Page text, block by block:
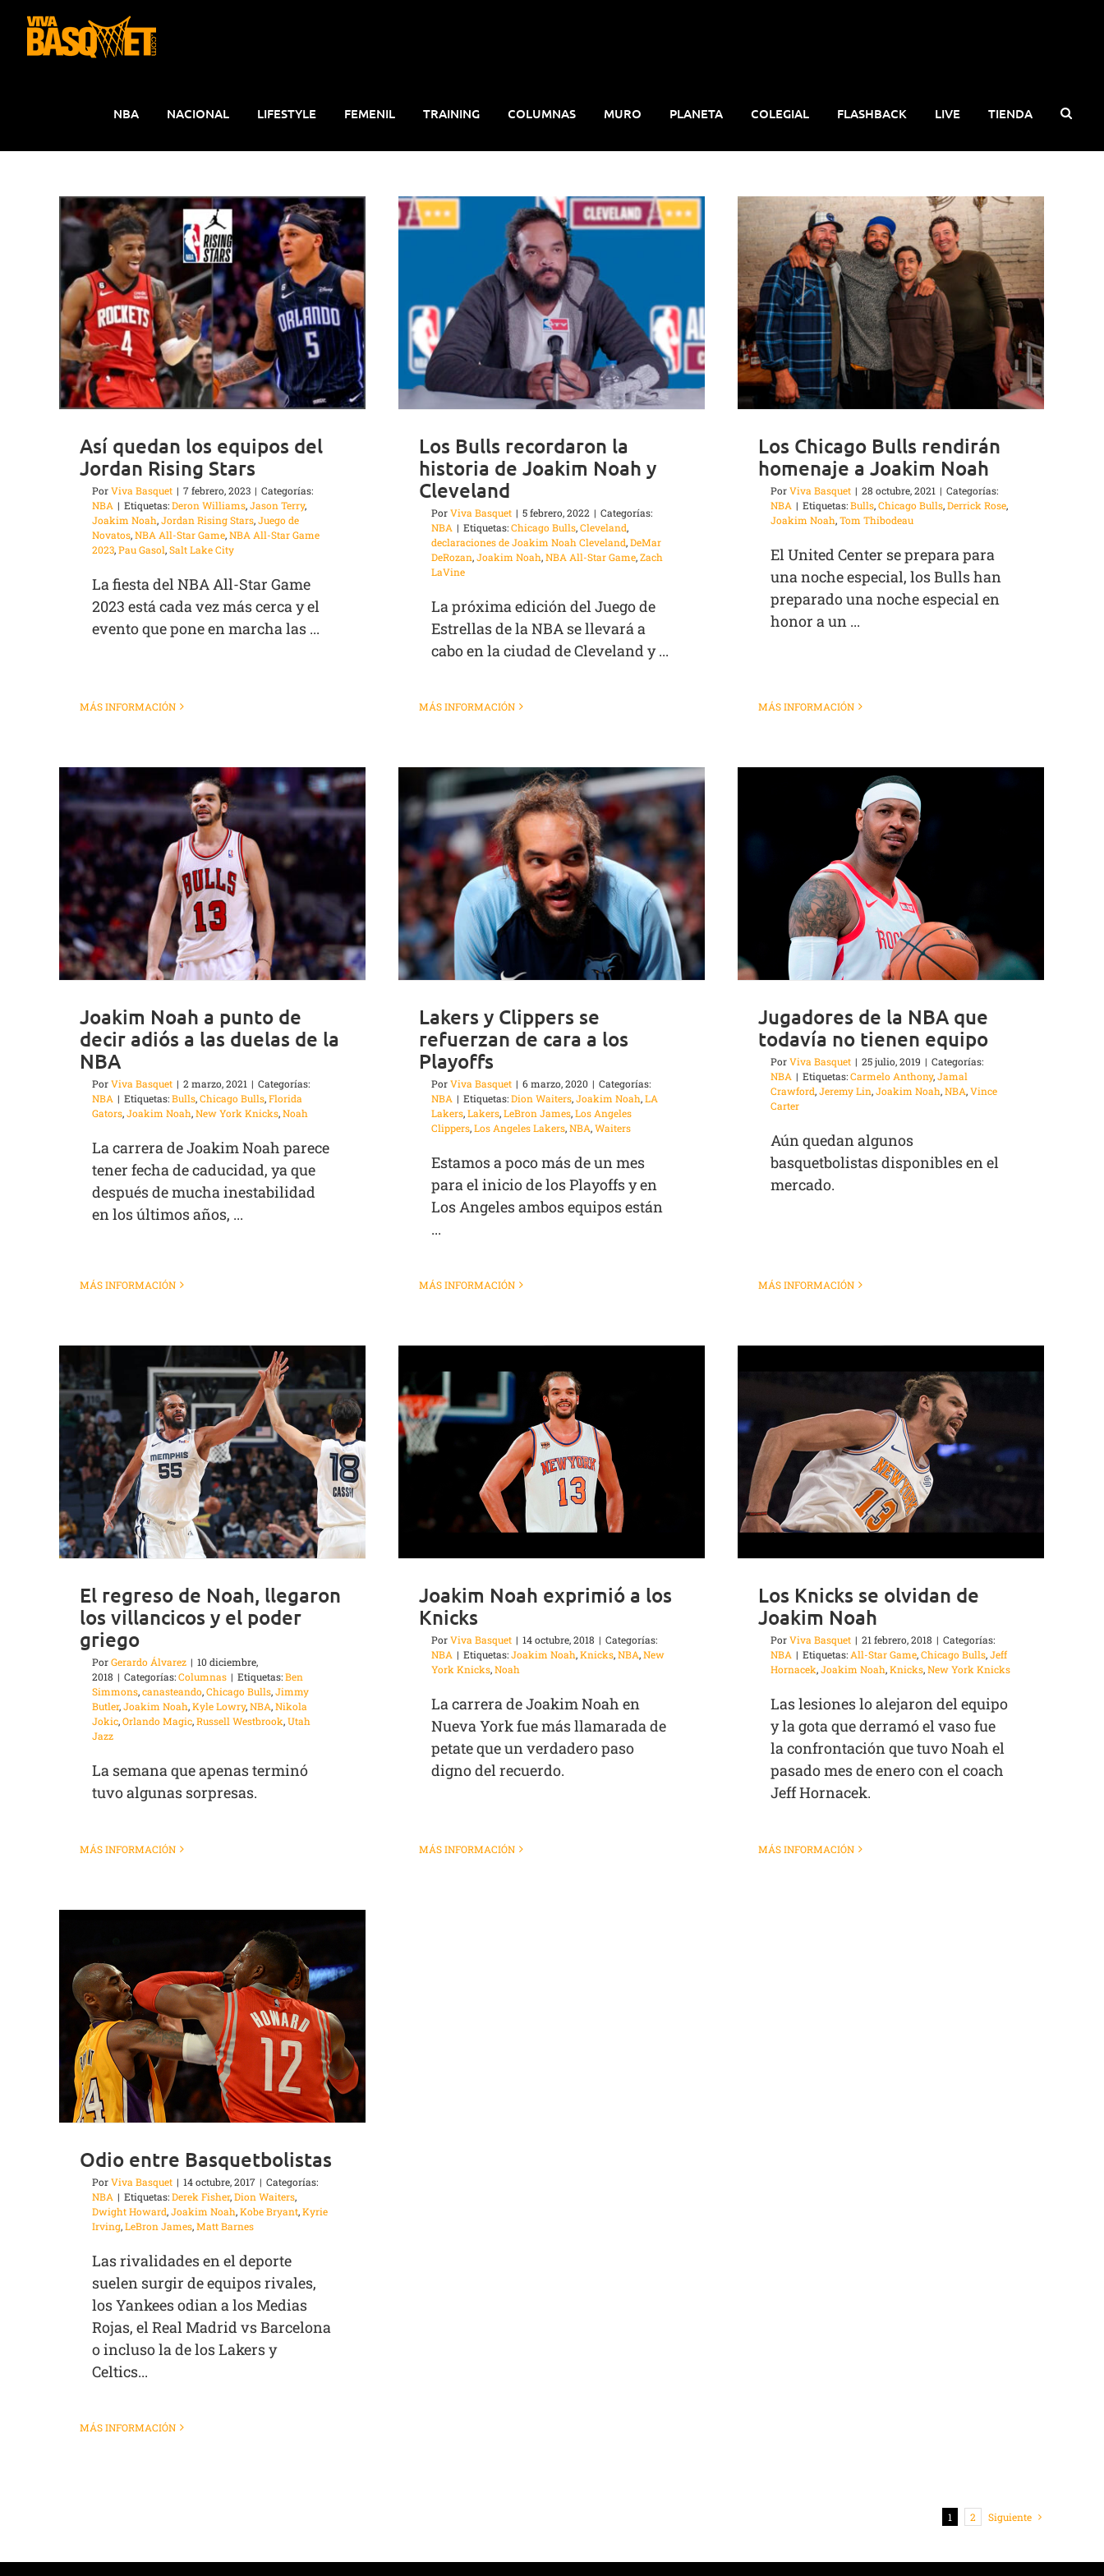
contenido
NBA NACIONAL LIFESTYLE FEMENIL TRAINING COLUMNAS MURO PLANETA COLEGIAL FLASHBACK LIVE TIENDA
Así quedan los equipos del
Jordan Rising Stars
PorViva Basquet | 7 febrero, 2023 | Categorías:
NBA | Etiquetas:Deron Williams,Jason Terry,
Joakim Noah,Jordan Rising Stars,Juego de
Novatos,NBA All-Star Game,NBA All-Star Game
2023,Pau Gasol,Salt Lake City
La fiesta del NBA All-Star Game
2023 está cada vez más cerca y el
evento que pone en marcha las ...
MÁS INFORMACIÓN
Los Bulls recordaron la
historia de Joakim Noah y
Cleveland
PorViva Basquet | 5 febrero, 2022 | Categorías:
NBA | Etiquetas:Chicago Bulls,Cleveland,
declaraciones de Joakim Noah Cleveland,DeMar
DeRozan,Joakim Noah,NBA All-Star Game,Zach
LaVine
La próxima edición del Juego de
Estrellas de la NBA se llevará a
cabo en la ciudad de Cleveland y ...
MÁS INFORMACIÓN
Los Chicago Bulls rendirán
homenaje a Joakim Noah
PorViva Basquet | 28 octubre, 2021 | Categorías:
NBA | Etiquetas:Bulls,Chicago Bulls,Derrick Rose,
Joakim Noah,Tom Thibodeau
El United Center se prepara para
una noche especial, los Bulls han
preparado una noche especial en
honor a un ...
MÁS INFORMACIÓN
Joakim Noah a punto de
decir adiós a las duelas de la
NBA
PorViva Basquet | 2 marzo, 2021 | Categorías:
NBA | Etiquetas:Bulls,Chicago Bulls,Florida
Gators,Joakim Noah,New York Knicks,Noah
La carrera de Joakim Noah parece
tener fecha de caducidad, ya que
después de mucha inestabilidad
en los últimos años, ...
MÁS INFORMACIÓN
Lakers y Clippers se
refuerzan de cara a los
Playoffs
PorViva Basquet | 6 marzo, 2020 | Categorías:
NBA | Etiquetas:Dion Waiters,Joakim Noah,LA
Lakers,Lakers,LeBron James,Los Angeles
Clippers,Los Angeles Lakers,NBA,Waiters
Estamos a poco más de un mes
para el inicio de los Playoffs y en
Los Angeles ambos equipos están
...
MÁS INFORMACIÓN
Jugadores de la NBA que
todavía no tienen equipo
PorViva Basquet | 25 julio, 2019 | Categorías:
NBA | Etiquetas:Carmelo Anthony,Jamal
Crawford,Jeremy Lin,Joakim Noah,NBA,Vince
Carter
Aún quedan algunos
basquetbolistas disponibles en el
mercado.
MÁS INFORMACIÓN
El regreso de Noah, llegaron
los villancicos y el poder
griego
PorGerardo Álvarez | 10 diciembre,
2018 | Categorías:Columnas | Etiquetas:Ben
Simmons,canasteando,Chicago Bulls,Jimmy
Butler,Joakim Noah,Kyle Lowry,NBA,Nikola
Jokic,Orlando Magic,Russell Westbrook,Utah
Jazz
La semana que apenas terminó
tuvo algunas sorpresas.
MÁS INFORMACIÓN
Joakim Noah exprimió a los
Knicks
PorViva Basquet | 14 octubre, 2018 | Categorías:
NBA | Etiquetas:Joakim Noah,Knicks,NBA,New
York Knicks,Noah
La carrera de Joakim Noah en
Nueva York fue más llamarada de
petate que un verdadero paso
digno del recuerdo.
MÁS INFORMACIÓN
Los Knicks se olvidan de
Joakim Noah
PorViva Basquet | 21 febrero, 2018 | Categorías:
NBA | Etiquetas:All-Star Game,Chicago Bulls,Jeff
Hornacek,Joakim Noah,Knicks,New York Knicks
Las lesiones lo alejaron del equipo
y la gota que derramó el vaso fue
la confrontación que tuvo Noah el
pasado mes de enero con el coach
Jeff Hornacek.
MÁS INFORMACIÓN
Odio entre Basquetbolistas
PorViva Basquet | 14 octubre, 2017 | Categorías:
NBA | Etiquetas:Derek Fisher,Dion Waiters,
Dwight Howard,Joakim Noah,Kobe Bryant,Kyrie
Irving,LeBron James,Matt Barnes
Las rivalidades en el deporte
suelen surgir de equipos rivales,
los Yankees odian a los Medias
Rojas, el Real Madrid vs Barcelona
o incluso la de los Lakers y
Celtics...
MÁS INFORMACIÓN
1 2 Siguiente